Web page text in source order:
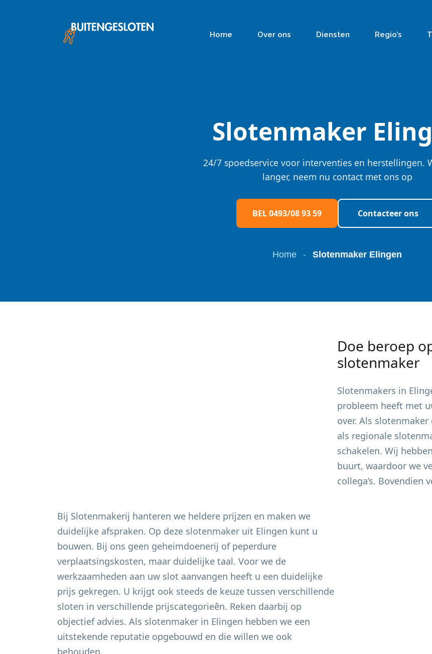
Home Over ons Diensten Regio’s
Slotenmaker
24/7 spoedservice voor interventies en herstellingen.
langer, neem nu contact met ons op
BEL 0493/08 93 59 Contacteer ons
Home - Slotenmaker Elingen
Doe beroep
slotenmaker
Slotenmakers in
probleem heeft met
over. Als
als regionale
schakelen. Wij
buurt, waardoor we
collega’s.
Bij Slotenmakerij hanteren we heldere prijzen en maken we
duidelijke afspraken. Op deze slotenmaker uit Elingen kunt u
bouwen. Bij ons geen geheimdoenerij of peperdure
verplaatsingskosten, maar duidelijke taal. Voor we de
werkzaamheden aan uw slot aanvangen heeft u een duidelijke
prijs gekregen. U krijgt ook steeds de keuze tussen verschillende
sloten in verschillende prijscategorieên. Reken daarbij op
objectief advies. Als slotenmaker in Elingen hebben we een
uitstekende reputatie opgebouwd en die willen we ook
behouden.